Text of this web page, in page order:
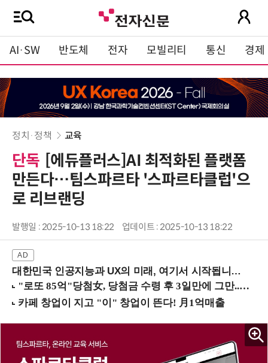
AI·SW 반도체 전자 모빌리티 통신 경제
정치·정책 교육
단독 [에듀플러스]AI 최적화된 플랫폼
만든다…팀스파르타 '스파르타클럽'으
로 리브랜딩
발행일 : 2025-10-13 18:22 업데이트 : 2025-10-13 18:22
대한민국 인공지능과 UX의 미래, 여기서 시작됩니다! (9/2 강남역)